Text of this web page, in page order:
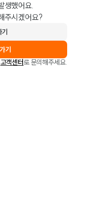
생했어요.
주시겠어요?
기
기
고객센터로 문의해주세요.